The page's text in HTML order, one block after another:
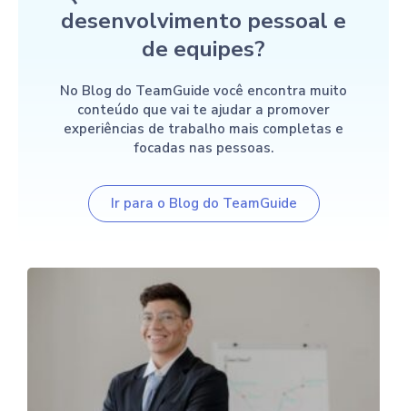
desenvolvimento pessoal e
de equipes?
No Blog do TeamGuide você encontra muito
conteúdo que vai te ajudar a promover
experiências de trabalho mais completas e
focadas nas pessoas.
Ir para o Blog do TeamGuide